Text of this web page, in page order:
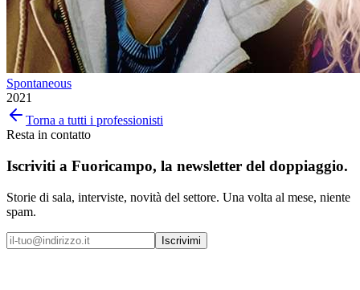
Spontaneous
2021
Torna a tutti i professionisti
Resta in contatto
Iscriviti a Fuoricampo, la newsletter del doppiaggio.
Storie di sala, interviste, novità del settore. Una volta al mese, niente
spam.
Iscrivimi